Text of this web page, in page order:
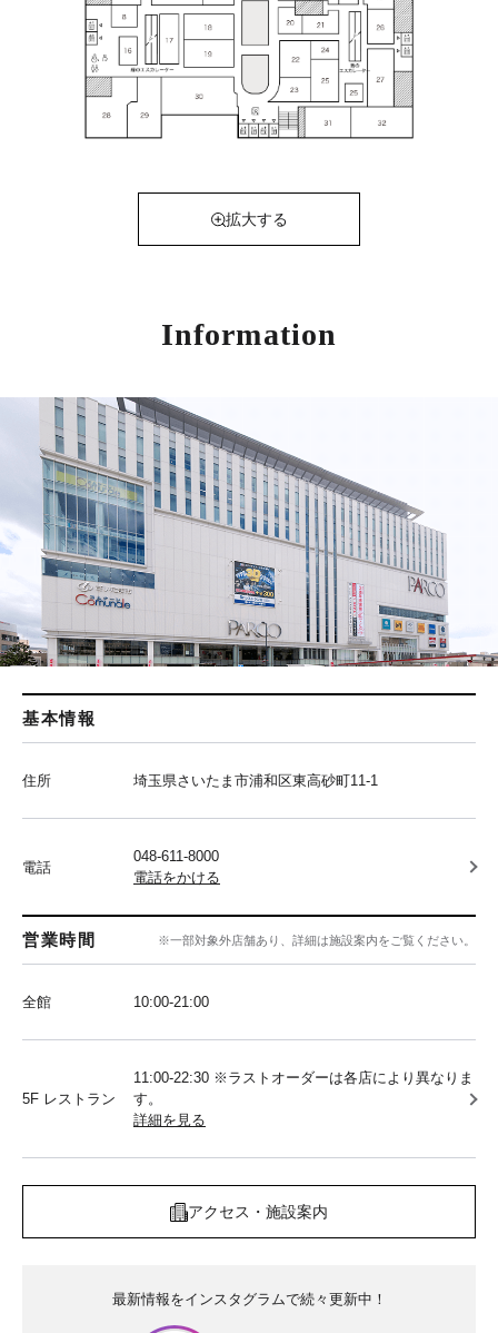
拡大する
Information
基本情報
住所 埼玉県さいたま市浦和区東高砂町11-1
電話
048-611-8000
電話をかける
営業時間 ※一部対象外店舗あり、詳細は施設案内をご覧ください。
全館 10:00‐21:00
5F レストラン
11:00-22:30 ※ラストオーダーは各店により異なりま
す。
詳細を見る
アクセス・施設案内
最新情報をインスタグラムで続々更新中！